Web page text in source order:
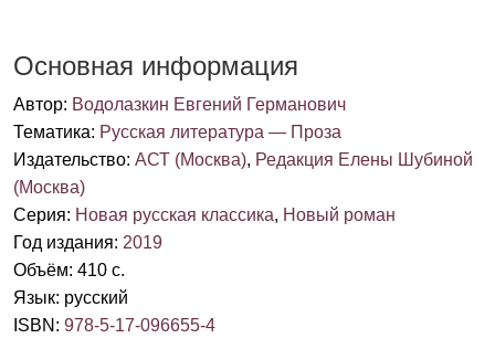
Основная информация
Автор: Водолазкин Евгений Германович
Тематика: Русская литература — Проза
Издательство: АСТ (Москва), Редакция Елены Шубиной
(Москва)
Серия: Новая русская классика, Новый роман
Год издания: 2019
Объём: 410 с.
Язык: русский
ISBN : 978-5-17-096655-4